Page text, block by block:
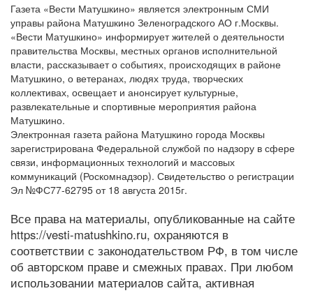
Газета «Вести Матушкино» является электронным СМИ
управы района Матушкино Зеленоградского АО г.Москвы.
«Вести Матушкино» информирует жителей о деятельности
правительства Москвы, местных органов исполнительной
власти, рассказывает о событиях, происходящих в районе
Матушкино, о ветеранах, людях труда, творческих
коллективах, освещает и анонсирует культурные,
развлекательные и спортивные мероприятия района
Матушкино.
Электронная газета района Матушкино города Москвы
зарегистрирована Федеральной службой по надзору в сфере
связи, информационных технологий и массовых
коммуникаций (Роскомнадзор). Свидетельство о регистрации
Эл №ФС77-62795 от 18 августа 2015г.
Все права на материалы, опубликованные на сайте
https://vesti-matushkino.ru, охраняются в
соответствии с законодательством РФ, в том числе
об авторском праве и смежных правах. При любом
использовании материалов сайта, активная